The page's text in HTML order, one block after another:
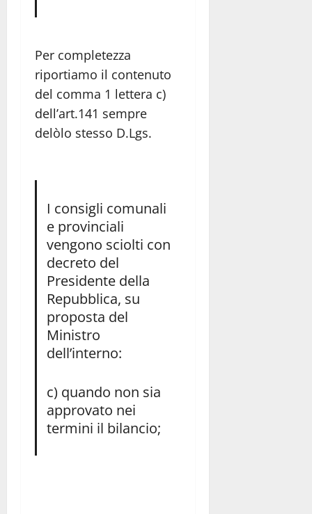
Per completezza
riportiamo il contenuto
del comma 1 lettera c)
dell’art.141 sempre
delòlo stesso D.Lgs.
I consigli comunali
e provinciali
vengono sciolti con
decreto del
Presidente della
Repubblica, su
proposta del
Ministro
dell’interno:
c) quando non sia
approvato nei
termini il bilancio;